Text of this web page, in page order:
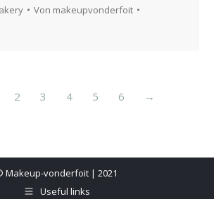
Von makeupvonderfoit
2 3 4 5 6 →
Makeup-vonderfoit | 2021
Useful links